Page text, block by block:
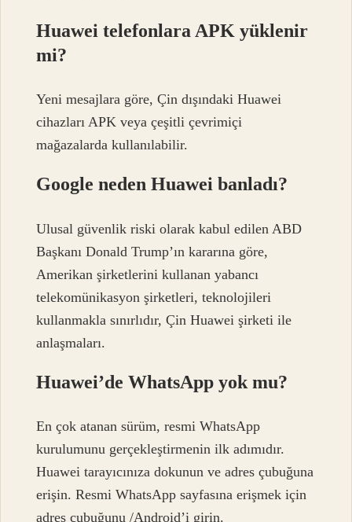
Huawei telefonlara APK yüklenir
mi?
Yeni mesajlara göre, Çin dışındaki Huawei
cihazları APK veya çeşitli çevrimiçi
mağazalarda kullanılabilir.
Google neden Huawei banladı?
Ulusal güvenlik riski olarak kabul edilen ABD
Başkanı Donald Trump’ın kararına göre,
Amerikan şirketlerini kullanan yabancı
telekomünikasyon şirketleri, teknolojileri
kullanmakla sınırlıdır, Çin Huawei şirketi ile
anlaşmaları.
Huawei’de WhatsApp yok mu?
En çok atanan sürüm, resmi WhatsApp
kurulumunu gerçekleştirmenin ilk adımıdır.
Huawei tarayıcınıza dokunun ve adres çubuğuna
erişin. Resmi WhatsApp sayfasına erişmek için
adres çubuğunu /Android’i girin.